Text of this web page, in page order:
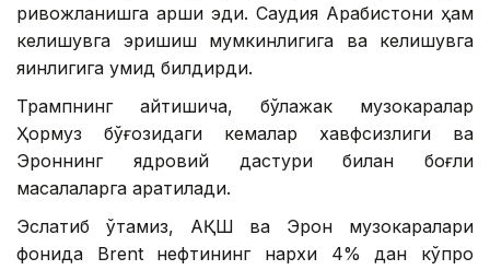
ривожланишга қарши эди. Саудия Арабистони ҳам
келишувга эришиш мумкинлигига ва келишувга
яқинлигига умид билдирди.
Трампнинг айтишича, бўлажак музокаралар
Ҳормуз бўғозидаги кемалар хавфсизлиги ва
Эроннинг ядровий дастури билан боғлиқ
масалаларга қаратилади.
Эслатиб ўтамиз, АҚШ ва Эрон музокаралари
фонида Brent нефтининг нархи 4% дан кўпроқ